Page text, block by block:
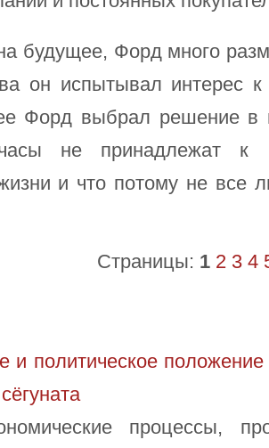
будущее, Форд много
он испытывал интерес
Форд выбрал решение в
не принадлежат к
и что потому не все
Страницы: 1 2 3 4
и политическое
процессы,